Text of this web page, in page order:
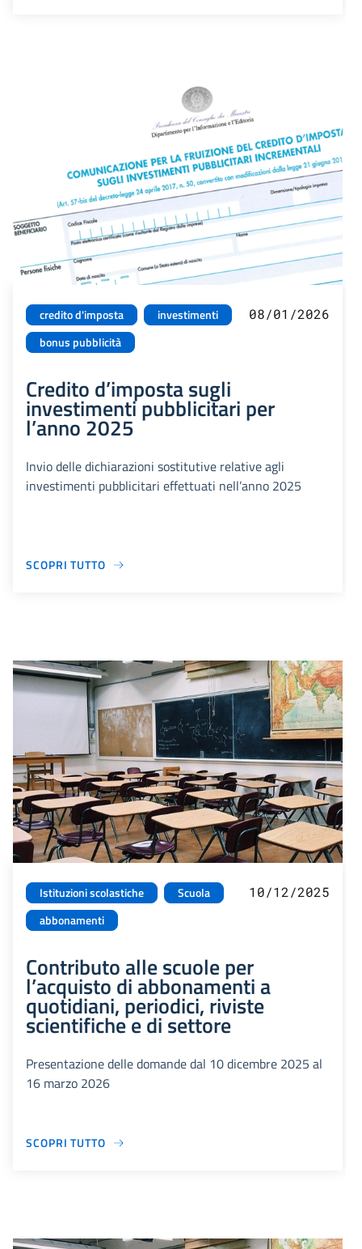
credito d'imposta
investimenti
bonus pubblicità
08/01/2026
Credito d’imposta sugli
investimenti pubblicitari per
l’anno 2025
Invio delle dichiarazioni sostitutive relative agli
investimenti pubblicitari effettuati nell’anno 2025
SCOPRI TUTTO
Istituzioni scolastiche
Scuola
abbonamenti
10/12/2025
Contributo alle scuole per
l’acquisto di abbonamenti a
quotidiani, periodici, riviste
scientifiche e di settore
Presentazione delle domande dal 10 dicembre 2025 al
16 marzo 2026
SCOPRI TUTTO